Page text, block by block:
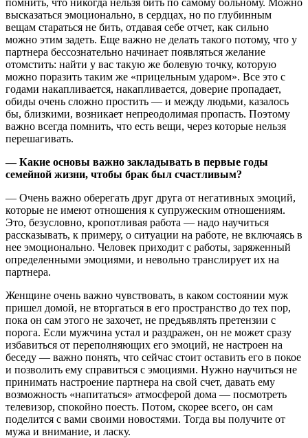
высказаться эмоционально, в сердцах, но по глубинным
вещам стараться не бить, отдавая себе отчет, как сильно
можно этим задеть. Еще важно не делать такого потому, что у
партнера бессознательно начинает появляться желание
отомстить: найти у вас такую же болевую точку, которую
можно поразить таким же «прицельным ударом». Все это с
годами накапливается, накапливается, доверие пропадает,
обиды очень сложно простить — и между людьми, казалось
бы, близкими, возникает непреодолимая пропасть. Поэтому
важно всегда помнить, что есть вещи, через которые нельзя
перешагивать.
— Какие основы важно закладывать в первые годы
семейной жизни, чтобы брак был счастливым?
— Очень важно оберегать друг друга от негативных эмоций,
которые не имеют отношения к супружеским отношениям.
Это, безусловно, кропотливая работа — надо научиться
рассказывать, к примеру, о ситуации на работе, не включаясь в
нее эмоционально. Человек приходит с работы, заряженный
определенными эмоциями, и невольно транслирует их на
партнера.
Женщине очень важно чувствовать, в каком состоянии муж
пришел домой, не вторгаться в его пространство до тех пор,
пока он сам этого не захочет, не предъявлять претензии с
порога. Если мужчина устал и раздражен, он не может сразу
избавиться от переполняющих его эмоций, не настроен на
беседу — важно понять, что сейчас стоит оставить его в покое
и позволить ему справиться с эмоциями. Нужно научиться не
принимать настроение партнера на свой счет, давать ему
возможность «напитаться» атмосферой дома — посмотреть
телевизор, спокойно поесть. Потом, скорее всего, он сам
поделится с вами своими новостями. Тогда вы получите от
мужа и внимание, и ласку.